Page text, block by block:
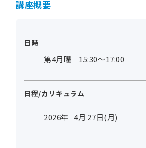
講座概要
日時
第4月曜 15:30～17:00
日程/カリキュラム
2026年 4月 27日(月)